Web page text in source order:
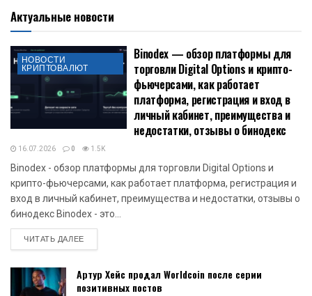
Актуальные новости
НОВОСТИ
КРИПТОВАЛЮТ
Binodex — обзор платформы для
торговли Digital Options и крипто-
фьючерсами, как работает
платформа, регистрация и вход в
личный кабинет, преимущества и
недостатки, отзывы о бинодекс
16.07.2026 0 1.5K
Binodex - обзор платформы для торговли Digital Options и
крипто-фьючерсами, как работает платформа, регистрация и
вход в личный кабинет, преимущества и недостатки, отзывы о
бинодекс Binodex - это...
ЧИТАТЬ ДАЛЕЕDETAILS
Артур Хейс продал Worldcoin после серии
позитивных постов